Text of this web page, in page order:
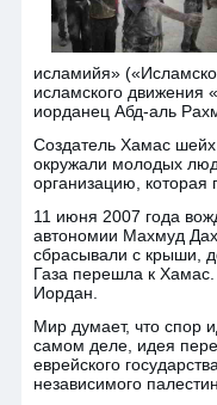
исламийя»
исламского движения
иорданец Абд-аль
Создатель Хамас
окружали молодых
организацию,
11 июня 2007 года
автономии Махмуд
сбрасывали с крыши,
Газа перешла к
Иордан.
Мир думает, что спор
самом деле, идея
еврейского
независимого